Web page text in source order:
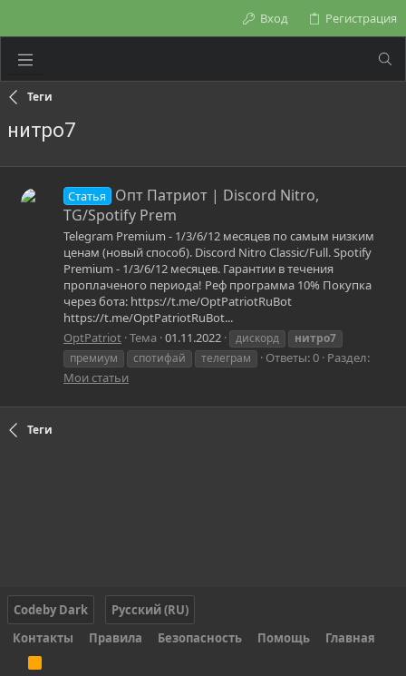
Вход Регистрация
Теги
нитро7
Статья
Опт Патриот | Discord Nitro,
TG/Spotify Prem
Telegram Premium - 1/3/6/12 месяцев по самым низким
ценам (новый способ). Discord Nitro Classic/Full. Spotify
Premium - 1/3/6/12 месяцев. Гарантии в течения
проплаченого периода! Реф программа 10% Покупка
через бота: https://t.me/OptPatriotRuBot
https://t.me/OptPatriotRuBot...
OptPatriot Тема 01.11.2022 дискорд
нитро7
премиум
спотифай телеграм Ответы: 0 Раздел:
Мои статьи
Теги
Codeby Dark
Русский (RU)
Контакты
Правила Безопасность Помощь Главная